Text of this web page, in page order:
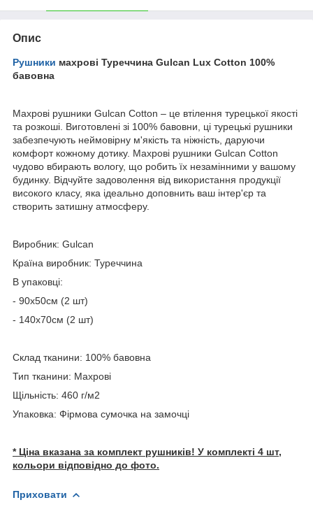
Опис
Рушники махрові Туреччина Gulcan Lux Cotton 100%
бавовна
Махрові рушники Gulcan Cotton – це втілення турецької якості
та розкоші. Виготовлені зі 100% бавовни, ці турецькі рушники
забезпечують неймовірну м'якість та ніжність, даруючи
комфорт кожному дотику. Махрові рушники Gulcan Cotton
чудово вбирають вологу, що робить їх незамінними у вашому
будинку. Відчуйте задоволення від використання продукції
високого класу, яка ідеально доповнить ваш інтер'єр та
створить затишну атмосферу.
Виробник: Gulcan
Країна виробник: Туреччина
В упаковці:
- 90х50см (2 шт)
- 140х70см (2 шт)
Склад тканини: 100% бавовна
Тип тканини: Махрові
Щільність: 460 г/м2
Упаковка: Фірмова сумочка на замочці
* Ціна вказана за комплект рушників! У комплекті 4 шт,
кольори відповідно до фото.
Приховати